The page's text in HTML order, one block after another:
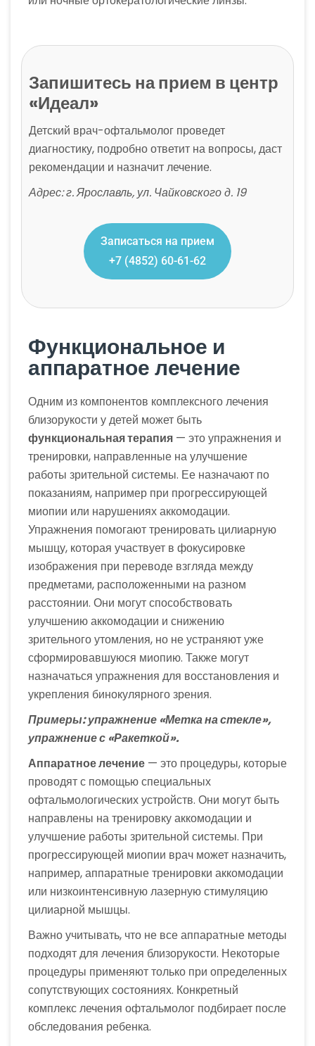
Запишитесь на прием в центр
«Идеал»
Детский врач-офтальмолог проведет
диагностику, подробно ответит на вопросы, даст
рекомендации и назначит лечение.
Адрес: г. Ярославль, ул. Чайковского д. 19
Записаться на прием
+7 (4852) 60-61-62
Функциональное и
аппаратное лечение
Одним из компонентов комплексного лечения
близорукости у детей может быть
функциональная терапия — это упражнения и
тренировки, направленные на улучшение
работы зрительной системы. Ее назначают по
показаниям, например при прогрессирующей
миопии или нарушениях аккомодации.
Упражнения помогают тренировать цилиарную
мышцу, которая участвует в фокусировке
изображения при переводе взгляда между
предметами, расположенными на разном
расстоянии. Они могут способствовать
улучшению аккомодации и снижению
зрительного утомления, но не устраняют уже
сформировавшуюся миопию. Также могут
назначаться упражнения для восстановления и
укрепления бинокулярного зрения.
Примеры: упражнение «Метка на стекле»,
упражнение с «Ракеткой».
Аппаратное лечение — это процедуры, которые
проводят с помощью специальных
офтальмологических устройств. Они могут быть
направлены на тренировку аккомодации и
улучшение работы зрительной системы. При
прогрессирующей миопии врач может назначить,
например, аппаратные тренировки аккомодации
или низкоинтенсивную лазерную стимуляцию
цилиарной мышцы.
Важно учитывать, что не все аппаратные методы
подходят для лечения близорукости. Некоторые
процедуры применяют только при определенных
сопутствующих состояниях. Конкретный
комплекс лечения офтальмолог подбирает после
обследования ребенка.